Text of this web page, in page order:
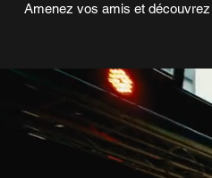
Amenez vos amis et